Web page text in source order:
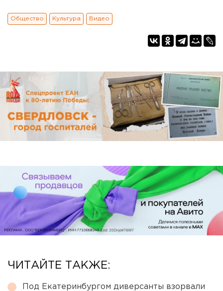
Общество Культура Видео
ЧИТАЙТЕ ТАКЖЕ:
Под Екатеринбургом диверсанты взорвали